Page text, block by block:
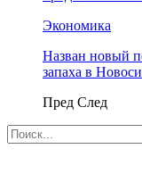
Экономика
Назван новый
запаха в
Пред След